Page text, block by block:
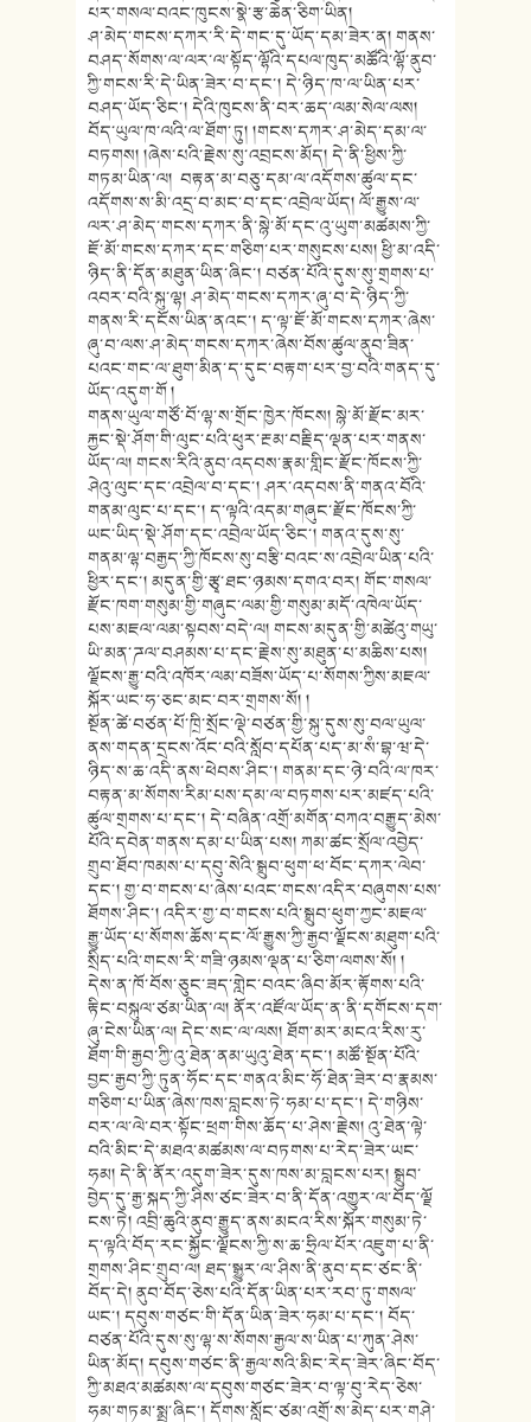
པར་གསལ་བའང་ཁུངས་སྣེ་རྩ་ཆེན་ཅིག་ཡིན།
ཤ་མེད་གངས་དཀར་རི་དེ་གང་དུ་ཡོད་དམ་ཟེར་ན། གནས་
བཤད་སོགས་ལ་ལར་ལ་སྟོད་ལྷོའི་དཔལ་ཁུད་མཚོའི་ལྷོ་ནུབ་
ཀྱི་གངས་རི་དེ་ཡིན་ཟེར་བ་དང་། དེ་ཉིད་ཁ་ལ་ཡིན་པར་
བཤད་ཡོད་ཅིང་། དེའི་ཁུངས་ནི་བར་ཆད་ལམ་སེལ་ལས།
བོད་ཡུལ་ཁ་ལའི་ལ་ཐོག་ཏུ། །གངས་དཀར་ཤ་མེད་དམ་ལ་
བཏགས། །ཞེས་པའི་རྗེས་སུ་འབྲངས་མོད། དེ་ནི་ཕྱིས་ཀྱི་
གཏམ་ཡིན་ལ། བརྟན་མ་བཅུ་དམ་ལ་འདོགས་ཚུལ་དང་
འདོགས་ས་མི་འདྲ་བ་མང་བ་དང་འབྲེལ་ཡོད། ལོ་རྒྱུས་ལ་
ལར་ཤ་མེད་གངས་དཀར་ནི་སྙེ་མོ་དང་འུ་ཡུག་མཚམས་ཀྱི་
ཇོ་མོ་གངས་དཀར་དང་གཅིག་པར་གསུངས་པས། ཕྱི་མ་འདི་
ཉིད་ནི་དོན་མཐུན་ཡིན་ཞིང་། བཙན་པོའི་དུས་སུ་གྲགས་པ་
འབར་བའི་སྐུ་ལྷ། ཤ་མེད་གངས་དཀར་ཞུ་བ་དེ་ཉིད་ཀྱི་
གནས་རི་དངོས་ཡིན་ནའང་། ད་ལྟ་ཇོ་མོ་གངས་དཀར་ཞེས་
ཞུ་བ་ལས་ཤ་མེད་གངས་དཀར་ཞེས་བོས་ཚུལ་ནུབ་ཟིན་
པའང་གང་ལ་ཐུག་མིན་ད་དུང་བརྟག་པར་བྱ་བའི་གནད་དུ་
ཡོད་འདུག་གོ །
གནས་ཡུལ་གཙོ་བོ་ལྷ་ས་གྲོང་ཁྱེར་ཁོངས། སྙེ་མོ་རྫོང་མར་
རྐྱང་སྡེ་ཤོག་གི་ལུང་པའི་ཕུར་རྔམ་བརྗིད་ལྡན་པར་གནས་
ཡོད་ལ། གངས་རིའི་ནུབ་འདབས་རྣམ་གླིང་རྫོང་ཁོངས་ཀྱི་
ཤེའུ་ལུང་དང་འབྲེལ་བ་དང་། ཤར་འདབས་ནི་གནའ་བོའི་
གནམ་ལུང་པ་དང་། ད་ལྟའི་འདམ་གཞུང་རྫོང་ཁོངས་ཀྱི་
ཡང་ཡིད་སྡེ་ཤོག་དང་འབྲེལ་ཡོད་ཅིང་། གནའ་དུས་སུ་
གནམ་ལྷ་བརྒྱད་ཀྱི་ཁོངས་སུ་བརྩི་བའང་ས་འབྲེལ་ཡིན་པའི་
ཕྱིར་དང་། མདུན་གྱི་རྩྭ་ཐང་ཉམས་དགའ་བར། གོང་གསལ་
རྫོང་ཁག་གསུམ་གྱི་གཞུང་ལམ་གྱི་གསུམ་མདོ་འཁེལ་ཡོད་
པས་མཇལ་ལམ་སྟབས་བདེ་ལ། གངས་མདུན་གྱི་མཚེའུ་གཡུ་
ཡི་མན་ཌལ་བཤམས་པ་དང་རྗེས་སུ་མཐུན་པ་མཆིས་པས།
ལྗོངས་རྒྱུ་བའི་འཁོར་ལམ་བཟོས་ཡོད་པ་སོགས་ཀྱིས་མཇལ་
སྐོར་ཡང་ཧ་ཅང་མང་བར་གྲགས་སོ། །
སྔོན་ཚེ་བཙན་པོ་ཁྲི་སྲོང་ལྡེ་བཙན་གྱི་སྐུ་དུས་སུ་བལ་ཡུལ་
ནས་གདན་དྲངས་འོང་བའི་སློབ་དཔོན་པད་མ་སཾ་བྷ་ཝ་དེ་
ཉིད་ས་ཆ་འདི་ནས་ཕེབས་ཤིང་། གནམ་དང་ཉེ་བའི་ལ་ཁར་
བརྟན་མ་སོགས་རིམ་པས་དམ་ལ་བཏགས་པར་མཛད་པའི་
ཚུལ་གྲགས་པ་དང་། དེ་བཞིན་འགྲོ་མགོན་བཀའ་བརྒྱུད་མེས་
པོའི་དབེན་གནས་དམ་པ་ཡིན་པས། ཀམ་ཚང་སྲོལ་འབྱེད་
གྲུབ་ཐོབ་ཁམས་པ་དབུ་སེའི་སྒྲུབ་ཕུག་ཕ་བོང་དཀར་ལེབ་
དང་། གྱ་བ་གངས་པ་ཞེས་པའང་གངས་འདིར་བཞུགས་པས་
ཐོགས་ཤིང་། འདིར་གྱ་བ་གངས་པའི་སྒྲུབ་ཕུག་ཀྱང་མཇལ་
རྒྱུ་ཡོད་པ་སོགས་ཆོས་དང་ལོ་རྒྱུས་ཀྱི་རྒྱབ་ལྗོངས་མཐུག་པའི་
སྲིད་པའི་གངས་རི་གཟི་ཉམས་ལྡན་པ་ཅིག་ལགས་སོ། །
དེས་ན་ཁོ་བོས་ཅུང་ཟད་གླེང་བའང་ཞིབ་མོར་རྟོགས་པའི་
རྟིང་བསྐུལ་ཙམ་ཡིན་ལ། ནོར་འཛོལ་ཡོད་ན་ནི་དགོངས་དག་
ཞུ་ངེས་ཡིན་ལ། དེང་སང་ལ་ལས། ཐོག་མར་མངའ་རིས་རུ་
ཐོག་གི་རྒྱབ་ཀྱི་འུ་ཐེན་ནམ་ཡུའུ་ཐེན་དང་། མཚོ་སྔོན་པོའི་
བྱང་རྒྱབ་ཀྱི་ཏུན་ཧོང་དང་གནའ་མིང་ཧོ་ཐེན་ཟེར་བ་རྣམས་
གཅིག་པ་ཡིན་ཞེས་ཁས་བླངས་ཏེ་ཧམ་པ་དང་། དེ་གཉིས་
བར་ལ་ལེ་བར་སྟོང་ཕྲག་གིས་ཆོད་པ་ཤེས་རྗེས། འུ་ཐེན་ལྟེ་
བའི་མིང་དེ་མཐའ་མཚམས་ལ་བཏགས་པ་རེད་ཟེར་ཡང་
ཧམ། དེ་ནི་ནོར་འདུག་ཟེར་དུས་ཁས་མ་བླངས་པར། སྒྲུབ་
བྱེད་དུ་རྒྱ་སྐད་ཀྱི་ཤིས་ཙང་ཟེར་བ་ནི་དོན་འགྱུར་ལ་བོད་ལྗོ
ངས་ཏེ། འབྲི་ཆུའི་ནུབ་རྒྱུད་ནས་མངའ་རིས་སྐོར་གསུམ་ཏེ་
ད་ལྟའི་བོད་རང་སྐྱོང་ལྗོངས་ཀྱི་ས་ཆ་ཧྲིལ་པོར་འཇུག་པ་ནི་
གྲགས་ཤིང་གྲུབ་ལ། ཐད་སྒྱུར་ལ་ཤིས་ནི་ནུབ་དང་ཙང་ནི་
བོད་དེ། ནུབ་བོད་ཅེས་པའི་དོན་ཡིན་པར་རབ་ཏུ་གསལ་
ཡང་། དབུས་གཙང་གི་དོན་ཡིན་ཟེར་ཧམ་པ་དང་། བོད་
བཙན་པོའི་དུས་སུ་ལྷ་ས་སོགས་རྒྱལ་ས་ཡིན་པ་ཀུན་ཤེས་
ཡིན་མོད། དབུས་གཙང་ནི་རྒྱལ་སའི་མིང་རེད་ཟེར་ཞིང་བོད་
ཀྱི་མཐའ་མཚམས་ལ་དབུས་གཙང་ཟེར་བ་ལྟ་བུ་རེད་ཅེས་
ཧམ་གཏམ་སྨྲ་ཞིང་། དོགས་སློང་ཙམ་འགྲོ་ས་མེད་པར་གཤེ་